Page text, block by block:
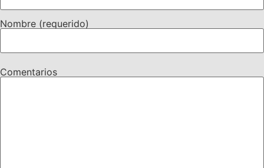
Nombre (requerido)
Comentarios